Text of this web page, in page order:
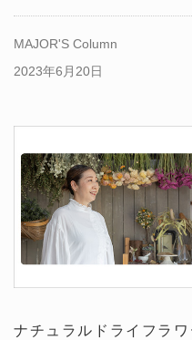
MAJOR'S Column
2023年6月20日
ナチュラルドライフラ